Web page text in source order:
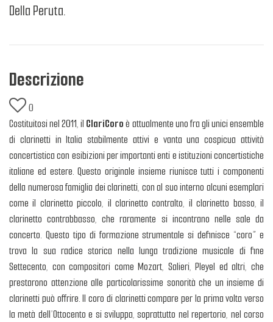
Della Peruta.
Descrizione
0
Costituitosi nel 2011, il ClariCoroè attualmente uno fra gli unici ensemble
di clarinetti in Italia stabilmente attivi e vanta una cospicua attività
concertistica con esibizioni per importanti enti e istituzioni concertistiche
italiane ed estere. Questo originale insieme riunisce tutti i componenti
della numerosa famiglia dei clarinetti, con al suo interno alcuni esemplari
come il clarinetto piccolo, il clarinetto contralto, il clarinetto basso, il
clarinetto contrabbasso, che raramente si incontrano nelle sale da
concerto. Questo tipo di formazione strumentale si definisce “coro” e
trova la sua radice storica nella lunga tradizione musicale di fine
Settecento, con compositori come Mozart, Salieri, Pleyel ed altri, che
prestarono attenzione alle particolarissime sonorità che un insieme di
clarinetti può offrire. Il coro di clarinetti compare per la prima volta verso
la metà dell’Ottocento e si sviluppa, soprattutto nel repertorio, nel corso